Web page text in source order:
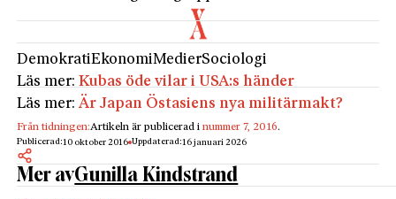
DemokratiEkonomiMedierSociologi
Läs mer:Kubas öde vilar i USA:s händer
Läs mer:Är Japan Östasiens nya militärmakt?
Från tidningen:Artikeln är publicerad inummer 7, 2016.
Publicerad:10 oktober 2016 Uppdaterad:16 januari 2026
Mer avGunilla Kindstrand